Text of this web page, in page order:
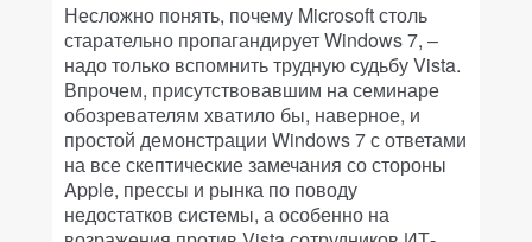
Несложно понять, почему Microsoft столь
старательно пропагандирует Windows 7, –
надо только вспомнить трудную судьбу Vista.
Впрочем, присутствовавшим на семинаре
обозревателям хватило бы, наверное, и
простой демонстрации Windows 7 с ответами
на все скептические замечания со стороны
Apple, прессы и рынка по поводу
недостатков системы, а особенно на